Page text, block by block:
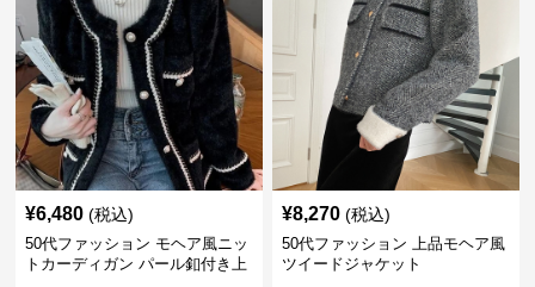
¥6,480 (税込)
50代ファッション モヘア風ニッ
トカーディガン パール釦付き上
¥8,270 (税込)
50代ファッション 上品モヘア風
ツイードジャケット